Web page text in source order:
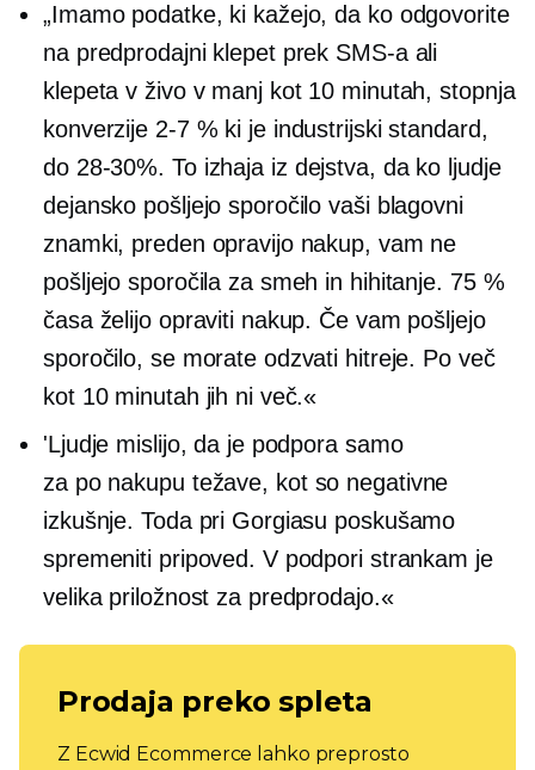
„Imamo podatke, ki kažejo, da ko odgovorite
na predprodajni klepet prek SMS-a ali
klepeta v živo v manj kot 10 minutah, stopnja
konverzije 2-7 % ki je industrijski standard,
do 28-30%. To izhaja iz dejstva, da ko ljudje
dejansko pošljejo sporočilo vaši blagovni
znamki, preden opravijo nakup, vam ne
pošljejo sporočila za smeh in hihitanje. 75 %
časa želijo opraviti nakup. Če vam pošljejo
sporočilo, se morate odzvati hitreje. Po več
kot 10 minutah jih ni več.«
'Ljudje mislijo, da je podpora samo
za po nakupu težave, kot so negativne
izkušnje. Toda pri Gorgiasu poskušamo
spremeniti pripoved. V podpori strankam je
velika priložnost za predprodajo.«
Prodaja preko spleta
Z Ecwid Ecommerce lahko preprosto